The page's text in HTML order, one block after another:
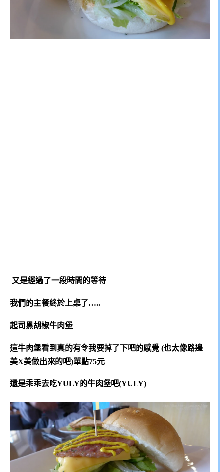
又是經過了一段時間的等待
我們的主餐終於上桌了…..
起司黑胡椒牛肉堡
這牛肉堡看到真的有令我要掉了下吧的感覺 (也太像路邊
美X美做出來的吧)單點75元
還是乖乖去吃YULY的牛肉堡吧(YULY)